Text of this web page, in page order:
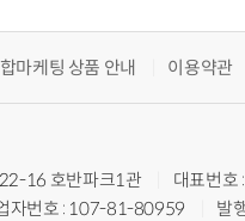
마케팅 상품 안내 이용약관
16 호반파크1관
대표번
자번호 : 107-81-80959
발